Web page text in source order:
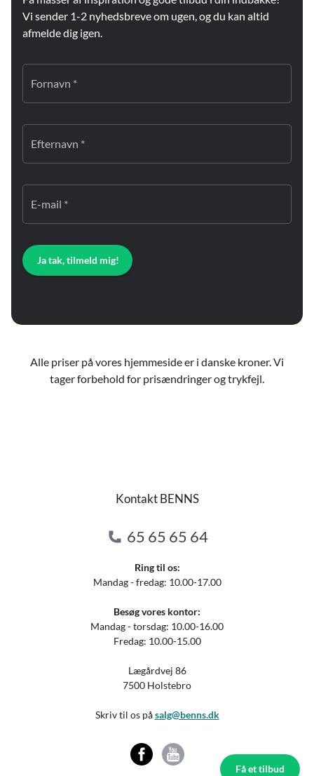
Få et tilbud
Vi sender 1-2 nyhedsbreve om ugen, og du kan altid
afmelde dig igen.
Fornavn *
Efternavn *
E-mail *
Ja tak, tilmeld mig!
Alle priser på vores hjemmeside er i danske kroner. Vi
tager forbehold for prisændringer og trykfejl.
Kontakt BENNS
65 65 65 64
Ring til os:
Mandag - fredag: 10.00-17.00
Besøg vores kontor:
Mandag - torsdag: 10.00-16.00
Fredag: 10.00-15.00
Lægårdvej 86
7500 Holstebro
Skriv til os påsalg@benns.dk